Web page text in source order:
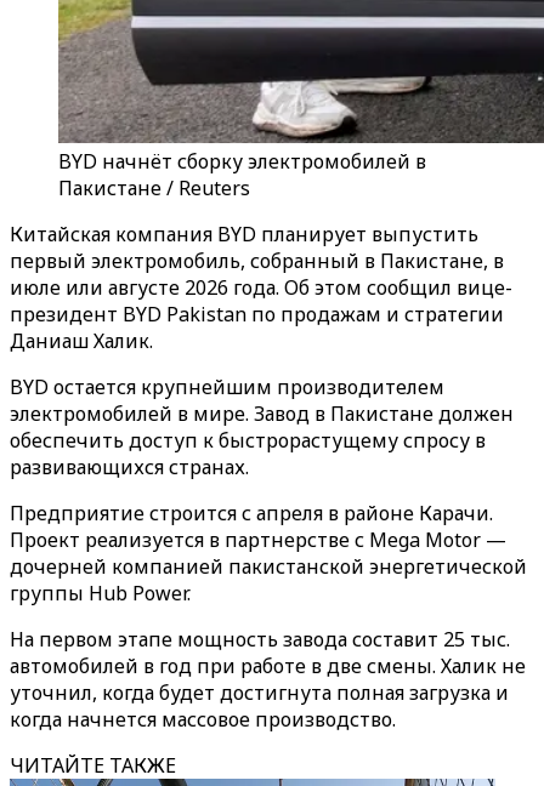
BYD начнёт сборку электромобилей в
Пакистане / Reuters
Китайская компания BYD планирует выпустить
первый электромобиль, собранный в Пакистане, в
июле или августе 2026 года. Об этом сообщил вице-
президент BYD Pakistan по продажам и стратегии
Даниаш Халик.
BYD остается крупнейшим производителем
электромобилей в мире. Завод в Пакистане должен
обеспечить доступ к быстрорастущему спросу в
развивающихся странах.
Предприятие строится с апреля в районе Карачи.
Проект реализуется в партнерстве с Mega Motor —
дочерней компанией пакистанской энергетической
группы Hub Power.
На первом этапе мощность завода составит 25 тыс.
автомобилей в год при работе в две смены. Халик не
уточнил, когда будет достигнута полная загрузка и
когда начнется массовое производство.
ЧИТАЙТЕ ТАКЖЕ